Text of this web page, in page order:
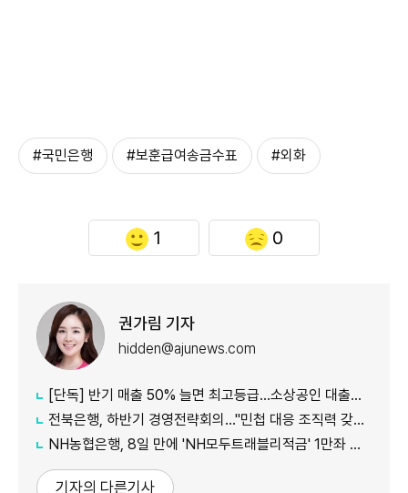
#국민은행 #보훈급여송금수표 #외화
1 0
권가림 기자
hidden@ajunews.com
[단독] 반기 매출 50% 늘면 최고등급…소상공인 대출에 성장성 반영
전북은행, 하반기 경영전략회의…"민첩 대응 조직력 갖춰야"
NH농협은행, 8일 만에 'NH모두트래블리적금' 1만좌 조기 완판
기자의 다른기사